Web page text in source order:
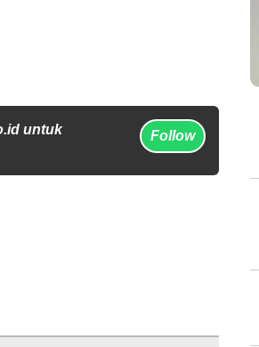
untuk
Follow